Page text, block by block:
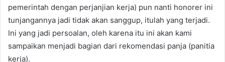
pemerintah dengan perjanjian kerja) pun nanti honorer ini
tunjangannya jadi tidak akan sanggup, itulah yang terjadi.
Ini yang jadi persoalan, oleh karena itu ini akan kami
sampaikan menjadi bagian dari rekomendasi panja (panitia
kerja).